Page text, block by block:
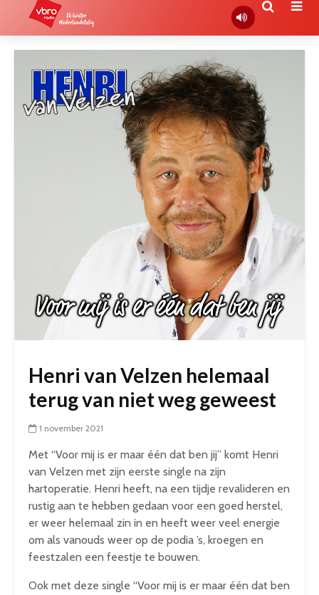
Henri van Velzen helemaal
terug van niet weg geweest
1 november 2021
Met “Voor mij is er maar één dat ben jij” komt Henri
van Velzen met zijn eerste single na zijn
hartoperatie. Henri heeft, na een tijdje revalideren en
rustig aan te hebben gedaan voor een goed herstel,
er weer helemaal zin in en heeft weer veel energie
om als vanouds weer op de podia ’s, kroegen en
feestzalen een feestje te bouwen.
Ook met deze single “Voor mij is er maar één dat ben